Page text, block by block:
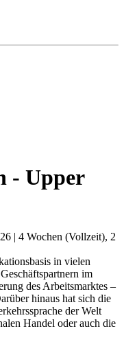
- Upper
| 4 Wochen (Vollzeit), 2
in vielen
im
des Arbeitsmarktes –
hinaus hat sich die
der Welt
Handel oder auch die